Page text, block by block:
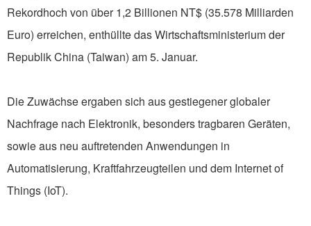
Rekordhoch von über 1,2 Billionen NT$ (35.578 Milliarden
Euro) erreichen, enthüllte das Wirtschaftsministerium der
Republik China (Taiwan) am 5. Januar.
Die Zuwächse ergaben sich aus gestiegener globaler
Nachfrage nach Elektronik, besonders tragbaren Geräten,
sowie aus neu auftretenden Anwendungen in
Automatisierung, Kraftfahrzeugteilen und dem Internet of
Things (IoT).